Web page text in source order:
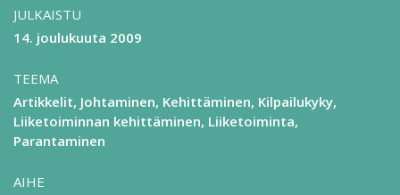
JULKAISTU
14. joulukuuta 2009
TEEMA
Artikkelit Johtaminen Kehittäminen Kilpailukyky
Liiketoiminnan kehittäminen Liiketoiminta
Parantaminen
AIHE